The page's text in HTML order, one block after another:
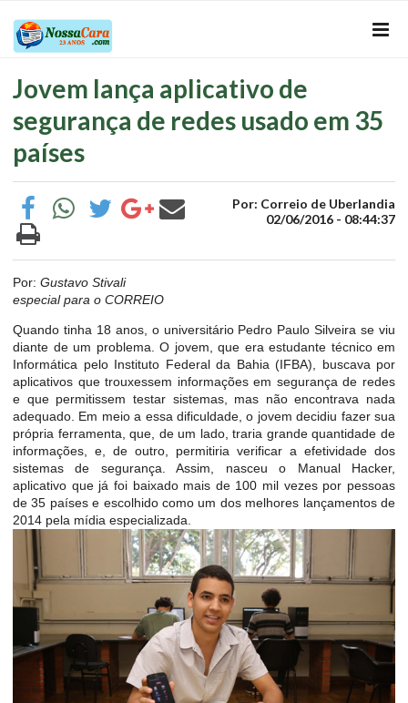
Jovem lança aplicativo de
segurança de redes usado em 35
países
Por: Correio de Uberlandia
02/06/2016 - 08:44:37
Por: Gustavo Stivali
especial para o CORREIO
Quando tinha 18 anos, o universitário Pedro Paulo Silveira se viu
diante de um problema. O jovem, que era estudante técnico em
Informática pelo Instituto Federal da Bahia (IFBA), buscava por
aplicativos que trouxessem informações em segurança de redes
e que permitissem testar sistemas, mas não encontrava nada
adequado. Em meio a essa dificuldade, o jovem decidiu fazer sua
própria ferramenta, que, de um lado, traria grande quantidade de
informações, e, de outro, permitiria verificar a efetividade dos
sistemas de segurança. Assim, nasceu o Manual Hacker,
aplicativo que já foi baixado mais de 100 mil vezes por pessoas
de 35 países e escolhido como um dos melhores lançamentos de
2014 pela mídia especializada.